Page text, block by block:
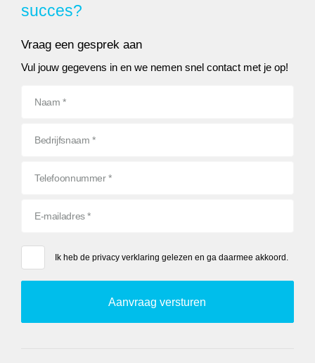
succes?
Vraag een gesprek aan
Vul jouw gegevens in en we nemen snel contact met je op!
Ik heb de privacy verklaring gelezen en ga daarmee akkoord.